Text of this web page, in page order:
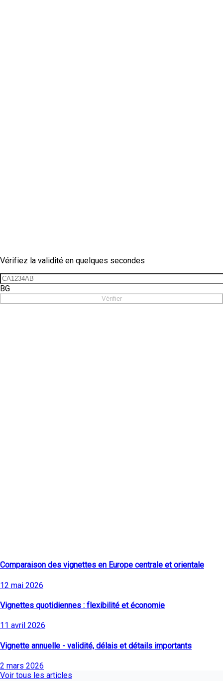
Vérifiez la validité en quelques secondes
BG
Vérifier
Comparaison des vignettes en Europe centrale et orientale
12 mai 2026
Vignettes quotidiennes : flexibilité et économie
11 avril 2026
Vignette annuelle - validité, délais et détails importants
2 mars 2026
Voir tous les articles